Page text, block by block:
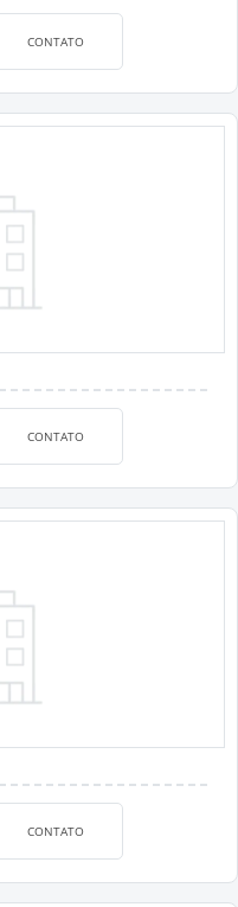
CONTATO
CONTATO
CONTATO